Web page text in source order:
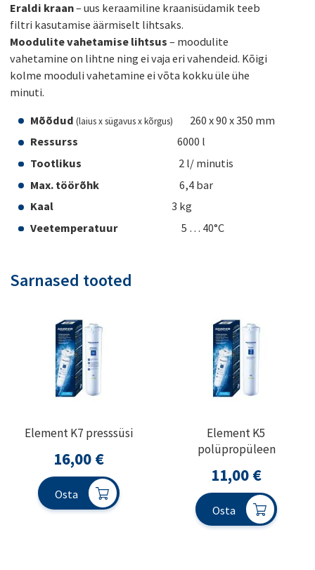
Eraldi kraan– uus keraamiline kraanisüdamik teeb
filtri kasutamise äärmiselt lihtsaks.
Moodulite vahetamise lihtsus – moodulite
vahetamine on lihtne ning ei vaja eri vahendeid. Kõigi
kolme mooduli vahetamine ei võta kokku üle ühe
minuti.
Mõõdud(laius x sügavus x kõrgus)
260 x 90 x 350 mm
Ressurss6000 l
Tootlikus 2 l/ minutis
Max. töörõhk 6,4 bar
Kaal3 kg
Veetemperatuur5 … 40°C
Sarnased tooted
Element K7 presssüsi
16,00 €
Osta
Element K5
polüpropüleen
11,00 €
Osta